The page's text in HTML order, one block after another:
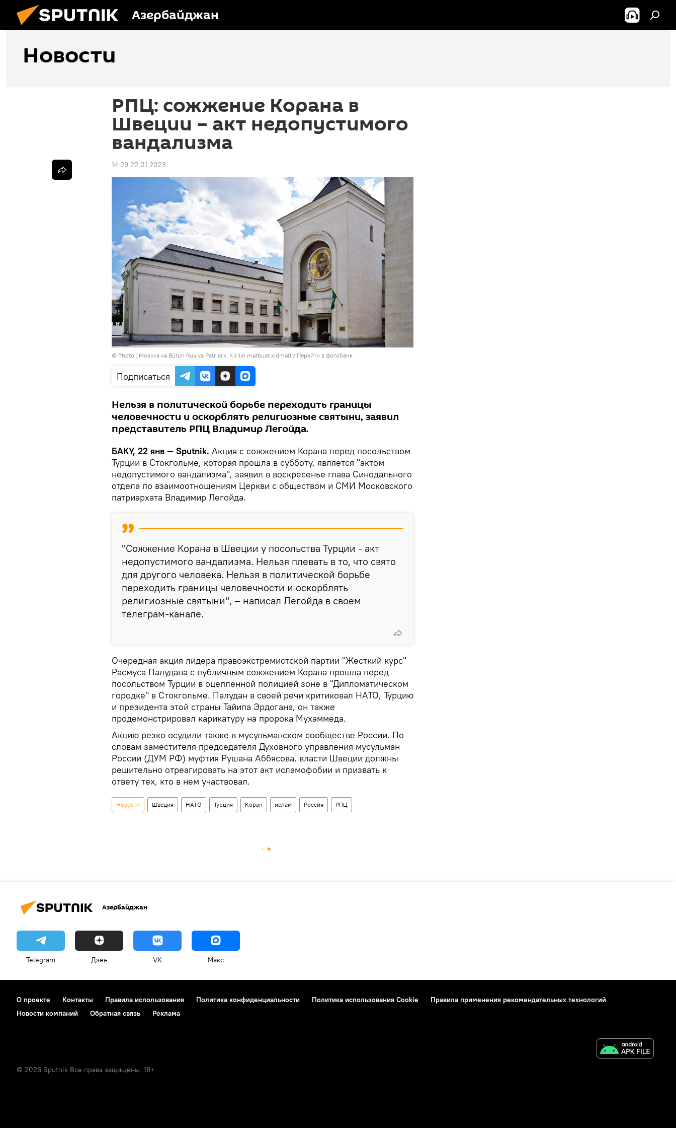
Азербайджан
Новости
РПЦ: сожжение Корана в
Швеции – акт недопустимого
вандализма
14:29 22.01.2023
© Photo : Moskva və Bütün Rusiya Patriarxı Kirilin mətbuat xidməti / Перейти в фотобанк
Подписаться
Нельзя в политической борьбе переходить границы
человечности и оскорблять религиозные святыни, заявил
представитель РПЦ Владимир Легойда.
БАКУ, 22 янв — Sputnik. Акция с сожжением Корана перед посольством
Турции в Стокгольме, которая прошла в субботу, является "актом
недопустимого вандализма", заявил в воскресенье глава Синодального
отдела по взаимоотношениям Церкви с обществом и СМИ Московского
патриархата Владимир Легойда.
"Сожжение Корана в Швеции у посольства Турции - акт
недопустимого вандализма. Нельзя плевать в то, что свято
для другого человека. Нельзя в политической борьбе
переходить границы человечности и оскорблять
религиозные святыни", – написал Легойда в своем
телеграм-канале.
Очередная акция лидера правоэкстремистской партии "Жесткий курс"
Расмуса Палудана с публичным сожжением Корана прошла перед
посольством Турции в оцепленной полицией зоне в "Дипломатическом
городке" в Стокгольме. Палудан в своей речи критиковал НАТО, Турцию
и президента этой страны Тайипа Эрдогана, он также
продемонстрировал карикатуру на пророка Мухаммеда.
Акцию резко осудили также в мусульманском сообществе России. По
словам заместителя председателя Духовного управления мусульман
России (ДУМ РФ) муфтия Рушана Аббясова, власти Швеции должны
решительно отреагировать на этот акт исламофобии и призвать к
ответу тех, кто в нем участвовал.
Новости Швеция НАТО Турция Коран ислам Россия РПЦ
Азербайджан
Telegram Дзен VK Макс
О проекте Контакты Правила использования Политика конфиденциальности Политика использования Cookie
Правила применения рекомендательных технологий
Новости компаний
Обратная связь Реклама
© 2026 Sputnik Все права защищены. 18+